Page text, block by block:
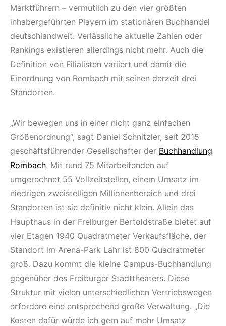
Marktführern – vermutlich zu den vier größten
inhabergeführten Playern im stationären Buchhandel
deutschlandweit. Verlässliche aktuelle Zahlen oder
Rankings existieren allerdings nicht mehr. Auch die
Definition von Filialisten variiert und damit die
Einordnung von Rombach mit seinen derzeit drei
Standorten.
„Wir bewegen uns in einer nicht ganz einfachen
Größenordnung“, sagt Daniel Schnitzler, seit 2015
geschäftsführender Gesellschafter der Buchhandlung
Rombach. Mit rund 75 Mitarbeitenden auf
umgerechnet 55 Vollzeitstellen, einem Umsatz im
niedrigen zweistelligen Millionenbereich und drei
Standorten ist sie definitiv nicht klein. Allein das
Haupthaus in der Freiburger Bertoldstraße bietet auf
vier Etagen 1940 Quadratmeter Verkaufsfläche, der
Standort im Arena-Park Lahr ist 800 Quadratmeter
groß. Dazu kommt die kleine Campus-Buchhandlung
gegenüber des Freiburger Stadttheaters. Diese
Struktur mit vielen unterschiedlichen Vertriebswegen
erfordere eine entsprechend große Verwaltung. „Die
Kosten dafür würde ich gern auf mehr Umsatz